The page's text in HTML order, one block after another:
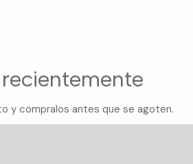
y compralos antes que se agoten.